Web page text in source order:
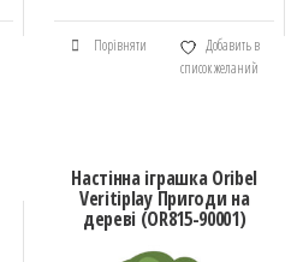
Порівняти
Добавить в
список желаний
Настінна іграшка Oribel
Veritiplay Пригоди на
дереві (OR815-90001)